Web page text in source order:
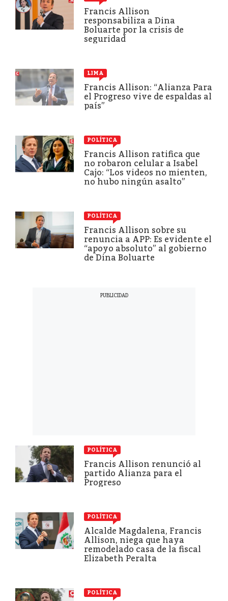
Francis Allison
responsabiliza a Dina
Boluarte por la crisis de
seguridad
LIMA
Francis Allison: “Alianza Para
el Progreso vive de espaldas al
país”
POLÍTICA
Francis Allison ratifica que
no robaron celular a Isabel
Cajo: “Los videos no mienten,
no hubo ningún asalto”
POLÍTICA
Francis Allison sobre su
renuncia a APP: Es evidente el
“apoyo absoluto” al gobierno
de Dina Boluarte
POLÍTICA
Francis Allison renunció al
partido Alianza para el
Progreso
POLÍTICA
Alcalde Magdalena, Francis
Allison, niega que haya
remodelado casa de la fiscal
Elizabeth Peralta
POLÍTICA